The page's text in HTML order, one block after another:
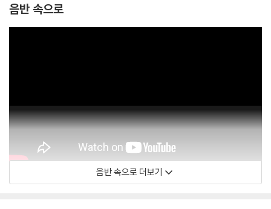
2) 컬러 디스크의 특성상 제작 공정시 앨범마다 색상 차이가 나는 경우도
상을 요청할 수 있으며, 동영상이 없는 경우 반품/교환이 제한될 수 있습니
다.
문의 바랍니다.
2) LP는 잦은 배송 과정에서 재킷에 손상이 발생할 가능성이 높고 재판매
가 어려우므로 신중한 구매를 부탁드립니다.
음반 속으로
음반 속으로 더보기